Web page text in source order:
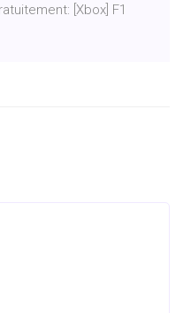
[Xbox] F1